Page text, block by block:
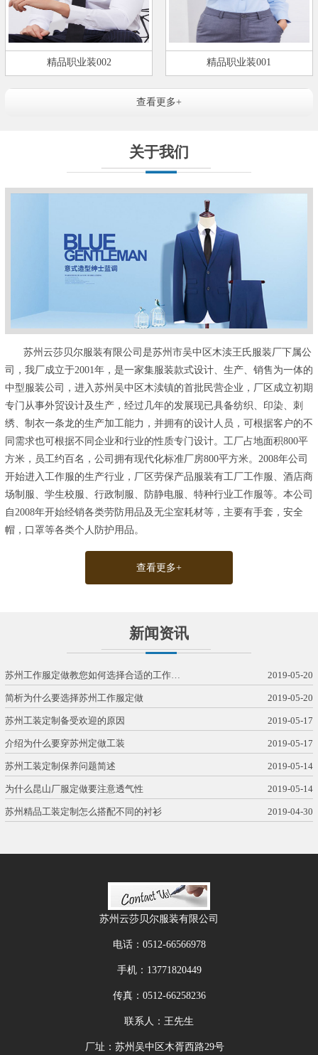
精品职业装002 精品职业装001
查看更多+
关于我们
苏州云莎贝尔服装有限公司是苏州市吴中区木渎王氏服装厂下属公
司，我厂成立于2001年，是一家集服装款式设计、生产、销售为一体的
中型服装公司，进入苏州吴中区木渎镇的首批民营企业，厂区成立初期
专门从事外贸设计及生产，经过几年的发展现已具备纺织、印染、刺
绣、制衣一条龙的生产加工能力，并拥有的设计人员，可根据客户的不
同需求也可根据不同企业和行业的性质专门设计。工厂占地面积800平
方米，员工约百名，公司拥有现代化标准厂房800平方米。2008年公司
开始进入工作服的生产行业，厂区劳保产品服装有工厂工作服、酒店商
场制服、学生校服、行政制服、防静电服、特种行业工作服等。本公司
自2008年开始经销各类劳防用品及无尘室耗材等，主要有手套，安全
帽，口罩等各类个人防护用品。
查看更多+
新闻资讯
苏州工作服定做教您如何选择合适的工作… 2019-05-20
简析为什么要选择苏州工作服定做 2019-05-20
苏州工装定制备受欢迎的原因 2019-05-17
介绍为什么要穿苏州定做工装 2019-05-17
苏州工装定制保养问题简述 2019-05-14
为什么昆山厂服定做要注意透气性 2019-05-14
苏州精品工装定制怎么搭配不同的衬衫 2019-04-30
苏州云莎贝尔服装有限公司
电话： 0512-66566978
手机： 13771820449
传真： 0512-66258236
联系人：王先生
厂址：苏州吴中区木胥西路29号